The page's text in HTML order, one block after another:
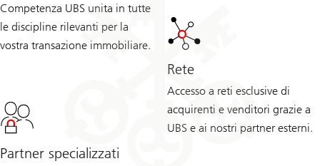
Competenza UBS unita in tutte
le discipline rilevanti per la
vostra transazione immobiliare.
Rete
Accesso a reti esclusive di
acquirenti e venditori grazie a
UBS e ai nostri partner esterni.
Partner specializzati